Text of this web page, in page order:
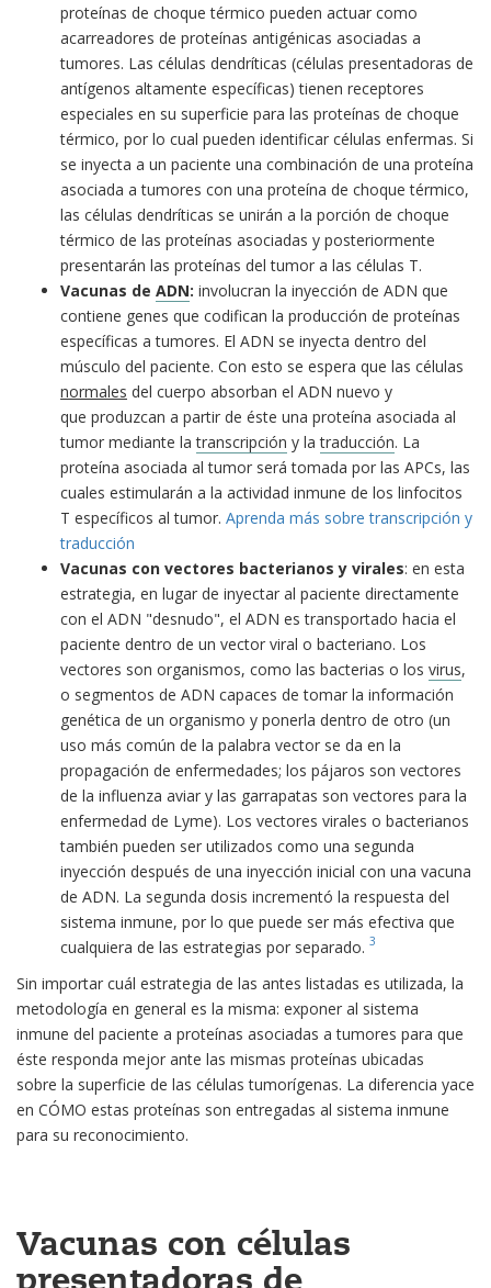
proteínas de choque térmico pueden actuar como
acarreadores de proteínas antigénicas asociadas a
tumores. Las células dendríticas (células presentadoras de
antígenos altamente específicas) tienen receptores
especiales en su superficie para las proteínas de choque
térmico, por lo cual pueden identificar células enfermas. Si
se inyecta a un paciente una combinación de una proteína
asociada a tumores con una proteína de choque térmico,
las células dendríticas se unirán a la porción de choque
térmico de las proteínas asociadas y posteriormente
presentarán las proteínas del tumor a las células T.
Vacunas de ADN: involucran la inyección de ADN que
contiene genes que codifican la producción de proteínas
específicas a tumores. El ADN se inyecta dentro del
músculo del paciente. Con esto se espera que las células
normales del cuerpo absorban el ADN nuevo y
que produzcan a partir de éste una proteína asociada al
tumor mediante latranscripción y latraducción. La
proteína asociada al tumor será tomada por las APCs, las
cuales estimularán a la actividad inmune de los linfocitos
T específicos al tumor. Aprenda más sobre transcripción y
traducción
Vacunas con vectores bacterianos y virales: en esta
estrategia, en lugar de inyectar al paciente directamente
con el ADN "desnudo", el ADN es transportado hacia el
paciente dentro de un vector viral o bacteriano. Los
vectores son organismos, como las bacterias o los virus,
o segmentos de ADN capaces de tomar la información
genética de un organismo y ponerla dentro de otro (un
uso más común de la palabra vector se da en la
propagación de enfermedades; los pájaros son vectores
de la influenza aviar y las garrapatas son vectores para la
enfermedad de Lyme). Los vectores virales o bacterianos
también pueden ser utilizados como una segunda
inyección después de una inyección inicial con una vacuna
de ADN. La segunda dosis incrementó la respuesta del
sistema inmune, por lo que puede ser más efectiva que
cualquiera de las estrategias por separado. 3
Sin importar cuál estrategia de las antes listadas es utilizada, la
metodología en general es la misma: exponer al sistema
inmune del paciente a proteínas asociadas a tumores para que
éste responda mejor ante las mismas proteínas ubicadas
sobre la superficie de las células tumorígenas. La diferencia yace
en CÓMO estas proteínas son entregadas al sistema inmune
para su reconocimiento.
Vacunas con células
presentadoras de